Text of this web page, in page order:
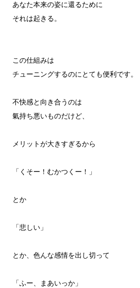
あなた本来の姿に還るために
それは起きる。
この仕組みは
チューニングするのにとても便利です。
不快感と向き合うのは
氣持ち悪いものだけど、
メリットが大きすぎるから
「くそー！むかつくー！」
とか
「悲しい」
とか、色んな感情を出し切って
「ふー、まあいっか」